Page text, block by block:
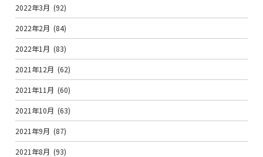
2022年3月 (92)
2022年2月 (84)
2022年1月 (83)
2021年12月 (62)
2021年11月 (60)
2021年10月 (63)
2021年9月 (87)
2021年8月 (93)